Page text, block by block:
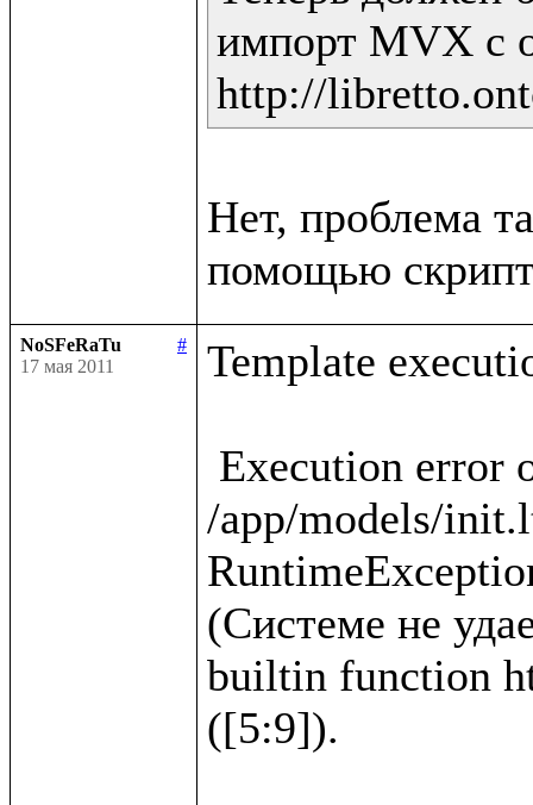
импорт MVX с
Нет, проблема
NoSFeRaTu
#
17 мая 2011
Template
/app/models/
(Системе не
builtin function
([5:9]).